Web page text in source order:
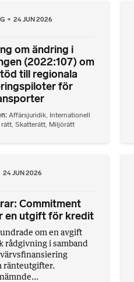
24 JUN 2026
om ändring i
(2022:107) om
till regionala
för
Affärsjuridik, Internationell
, Skatterätt, Miljörätt
24 JUN 2026
Commitment
en utgift för kredit
om en avgift
rådgivning i samband
ränteutgifter.